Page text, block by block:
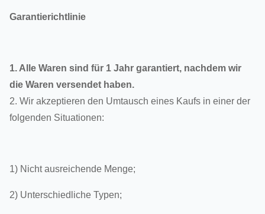
Garantierichtlinie
1. Alle Waren sind für 1 Jahr garantiert, nachdem wir
die Waren versendet haben.
2. Wir akzeptieren den Umtausch eines Kaufs in einer der
folgenden Situationen:
1) Nicht ausreichende Menge;
2) Unterschiedliche Typen;